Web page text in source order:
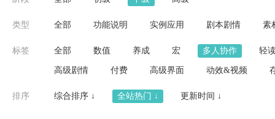
类型 全部 功能说明 实例应用 剧本剧情 素
标签 全部 数值 养成 宏 多人协作 轻
高级剧情 付费 高级界面 动效&视频
排序 综合排序 ↓ 全站热门 ↓ 更新时间 ↓